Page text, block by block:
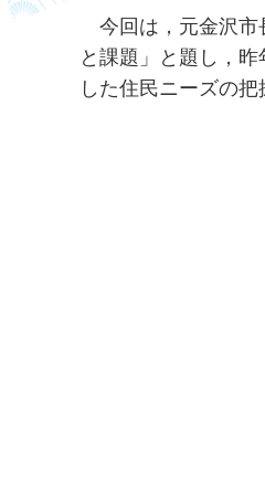
今 回は，元金沢
と課題」と題し，
した住民ニーズの